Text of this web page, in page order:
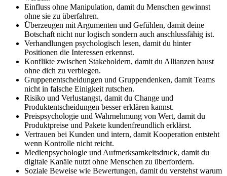
Einfluss ohne Manipulation, damit du Menschen gewinnst
ohne sie zu überfahren.
Überzeugen mit Argumenten und Gefühlen, damit deine
Botschaft nicht nur logisch sondern auch anschlussfähig ist.
Verhandlungen psychologisch lesen, damit du hinter
Positionen die Interessen erkennst.
Konflikte zwischen Stakeholdern, damit du Allianzen baust
ohne dich zu verbiegen.
Gruppenentscheidungen und Gruppendenken, damit Teams
nicht in falsche Einigkeit rutschen.
Risiko und Verlustangst, damit du Change und
Produktentscheidungen besser erklären kannst.
Preispsychologie und Wahrnehmung von Wert, damit du
Produktpreise und Pakete kundenfreundlich erklärst.
Vertrauen bei Kunden und intern, damit Kooperation entsteht
wenn Kontrolle nicht reicht.
Medienpsychologie und Aufmerksamkeitsdruck, damit du
digitale Kanäle nutzt ohne Menschen zu überfordern.
Soziale Beweise wie Bewertungen, damit du verstehst warum